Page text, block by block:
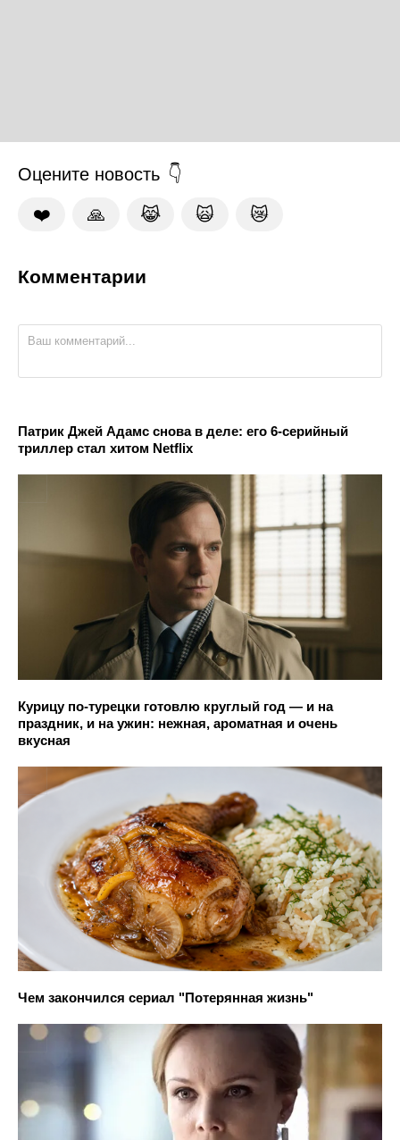
Оцените новость
❤️ 🙏 😹 🙀 😿
Комментарии
Патрик Джей Адамс снова в деле: его 6-серийный
триллер стал хитом Netflix
Курицу по-турецки готовлю круглый год — и на
праздник, и на ужин: нежная, ароматная и очень
вкусная
Чем закончился сериал "Потерянная жизнь"